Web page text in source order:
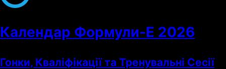
Календар Формули-Е 2026
Гонки, Кваліфікації та Тренувальні Сесії